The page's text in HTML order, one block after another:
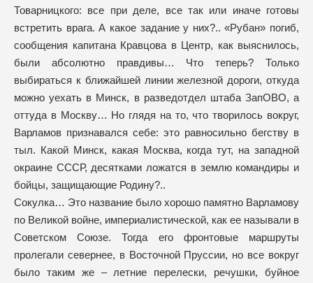
Товарницкого: все при деле, все так или иначе готовы
встретить врага. А какое задание у них?.. «Рубан» погиб,
сообщения капитана Кравцова в Центр, как выяснилось,
были абсолютно правдивы… Что теперь? Только
выбираться к ближайшей линии железной дороги, откуда
можно уехать в Минск, в разведотдел штаба ЗапОВО, а
оттуда в Москву… Но глядя на то, что творилось вокруг,
Варламов признавался себе: это равносильно бегству в
тыл. Какой Минск, какая Москва, когда тут, на западной
окраине СССР, десятками ложатся в землю командиры и
бойцы, защищающие Родину?..
Сокулка… Это название было хорошо памятно Варламову
по Великой войне, империалистической, как ее называли в
Советском Союзе. Тогда его фронтовые маршруты
пролегали севернее, в Восточной Пруссии, но все вокруг
было таким же – летние перелески, речушки, буйное